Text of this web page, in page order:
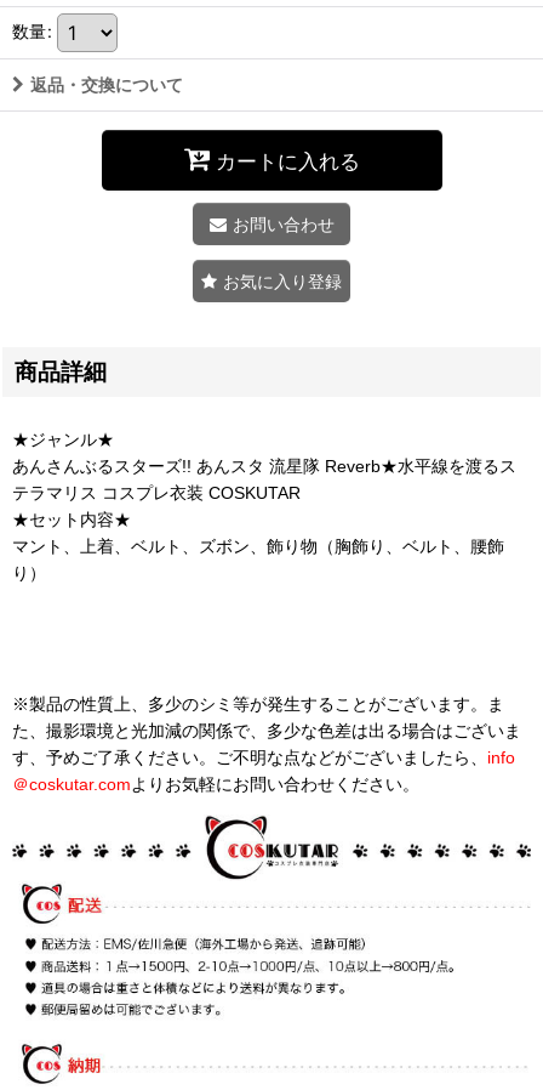
数量:
返品・交換について
カートに入れる
お問い合わせ
お気に入り登録
商品詳細
★ジャンル★
あんさんぶるスターズ!! あんスタ 流星隊 Reverb★水平線を渡るス
テラマリス コスプレ衣装 COSKUTAR
★セット内容★
マント、上着、ベルト、ズボン、飾り物（胸飾り、ベルト、腰飾
り）
※製品の性質上、多少のシミ等が発生することがございます。ま
た、撮影環境と光加減の関係で、多少な色差は出る場合はございま
す、予めご了承ください。ご不明な点などがございましたら、 info
＠coskutar.comよりお気軽にお問い合わせください。